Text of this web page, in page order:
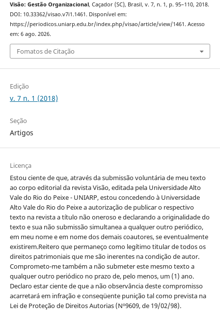
Visão: Gestão Organizacional, Caçador (SC), Brasil, v. 7, n. 1, p. 95–110, 2018.
DOI: 10.33362/visao.v7i1.1461. Disponível em:
https://periodicos.uniarp.edu.br/index.php/visao/article/view/1461. Acesso
em: 6 ago. 2026.
Fomatos de Citação
Edição
v. 7 n. 1 (2018)
Seção
Artigos
Licença
Estou ciente de que, através da submissão voluntária de meu texto
ao corpo editorial da revista Visão, editada pela Universidade Alto
Vale do Rio do Peixe - UNIARP, estou concedendo à Universidade
Alto Vale do Rio do Peixe a autorização de publicar o respectivo
texto na revista a título não oneroso e declarando a originalidade do
texto e sua não submissão simultanea a qualquer outro periódico,
em meu nome e em nome dos demais coautores, se eventualmente
existirem.Reitero que permaneço como legítimo titular de todos os
direitos patrimoniais que me são inerentes na condição de autor.
Comprometo-me também a não submeter este mesmo texto a
qualquer outro periódico no prazo de, pelo menos, um (1) ano.
Declaro estar ciente de que a não observância deste compromisso
acarretará em infração e conseqüente punição tal como prevista na
Lei de Proteção de Direitos Autorias (Nº9609, de 19/02/98).